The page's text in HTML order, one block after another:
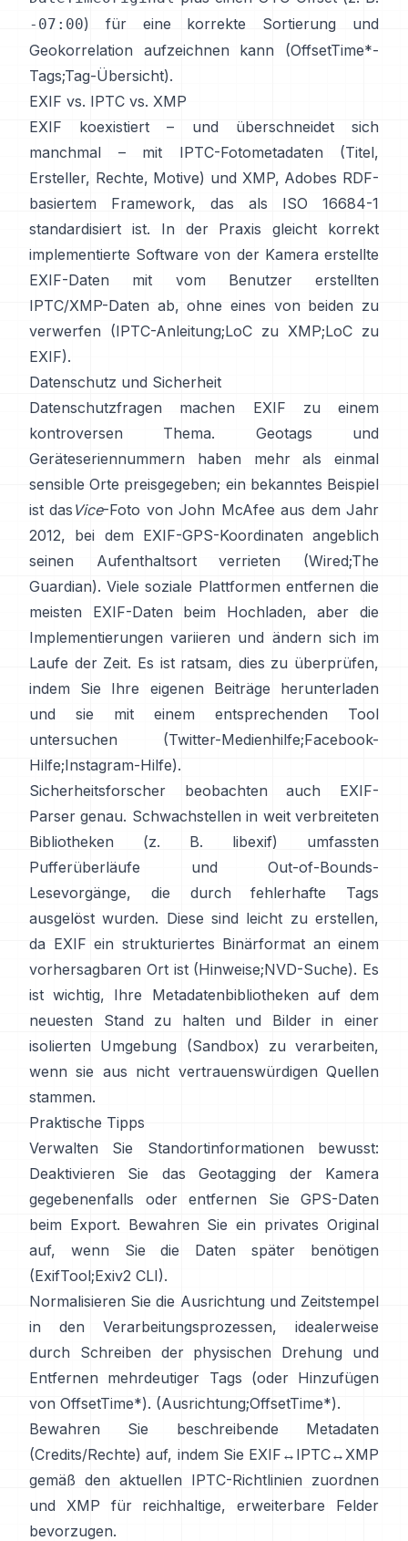
-07:00) für eine korrekte Sortierung und
Geokorrelation aufzeichnen kann (OffsetTime*-
Tags;Tag-Übersicht).
EXIF vs. IPTC vs. XMP
EXIF koexistiert – und überschneidet sich
manchmal – mit IPTC-Fotometadaten(Titel,
Ersteller, Rechte, Motive) und XMP, Adobes RDF-
basiertem Framework, das als ISO 16684-1
standardisiert ist. In der Praxis gleicht korrekt
implementierte Software von der Kamera erstellte
EXIF-Daten mit vom Benutzer erstellten
IPTC/XMP-Daten ab, ohne eines von beiden zu
verwerfen (IPTC-Anleitung;LoC zu XMP;LoC zu
EXIF).
Datenschutz und Sicherheit
Datenschutzfragen machen EXIF zu einem
kontroversen Thema. Geotags und
Geräteseriennummern haben mehr als einmal
sensible Orte preisgegeben; ein bekanntes Beispiel
ist das Vice-Foto von John McAfee aus dem Jahr
2012, bei dem EXIF-GPS-Koordinaten angeblich
seinen Aufenthaltsort verrieten (Wired;The
Guardian). Viele soziale Plattformen entfernen die
meisten EXIF-Daten beim Hochladen, aber die
Implementierungen variieren und ändern sich im
Laufe der Zeit. Es ist ratsam, dies zu überprüfen,
indem Sie Ihre eigenen Beiträge herunterladen
und sie mit einem entsprechenden Tool
untersuchen (Twitter-Medienhilfe;Facebook-
Hilfe;Instagram-Hilfe).
Sicherheitsforscher beobachten auch EXIF-
Parser genau. Schwachstellen in weit verbreiteten
Bibliotheken (z. B. libexif) umfassten
Pufferüberläufe und Out-of-Bounds-
Lesevorgänge, die durch fehlerhafte Tags
ausgelöst wurden. Diese sind leicht zu erstellen,
da EXIF ein strukturiertes Binärformat an einem
vorhersagbaren Ort ist (Hinweise;NVD-Suche). Es
ist wichtig, Ihre Metadatenbibliotheken auf dem
neuesten Stand zu halten und Bilder in einer
isolierten Umgebung (Sandbox) zu verarbeiten,
wenn sie aus nicht vertrauenswürdigen Quellen
stammen.
Praktische Tipps
Verwalten Sie Standortinformationen bewusst:
Deaktivieren Sie das Geotagging der Kamera
gegebenenfalls oder entfernen Sie GPS-Daten
beim Export. Bewahren Sie ein privates Original
auf, wenn Sie die Daten später benötigen
(ExifTool;Exiv2 CLI).
Normalisieren Sie die Ausrichtung und Zeitstempel
in den Verarbeitungsprozessen, idealerweise
durch Schreiben der physischen Drehung und
Entfernen mehrdeutiger Tags (oder Hinzufügen
von OffsetTime*). (Ausrichtung;OffsetTime*).
Bewahren Sie beschreibende Metadaten
(Credits/Rechte) auf, indem Sie EXIF↔IPTC↔XMP
gemäß den aktuellen IPTC-Richtlinien zuordnen
und XMP für reichhaltige, erweiterbare Felder
bevorzugen.